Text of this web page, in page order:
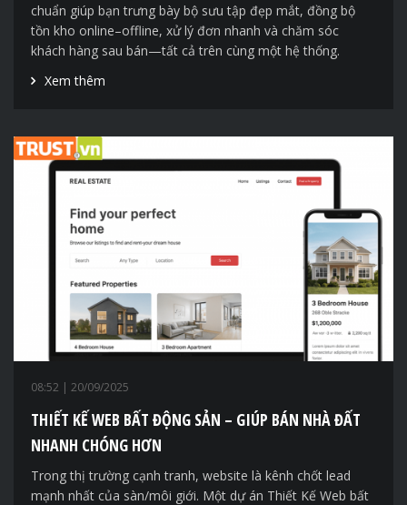
chuẩn giúp bạn trưng bày bộ sưu tập đẹp mắt, đồng bộ
tồn kho online–offline, xử lý đơn nhanh và chăm sóc
khách hàng sau bán—tất cả trên cùng một hệ thống.
Xem thêm
08:52 | 20/09/2025
THIẾT KẾ WEB BẤT ĐỘNG SẢN – GIÚP BÁN NHÀ ĐẤT
NHANH CHÓNG HƠN
Trong thị trường cạnh tranh, website là kênh chốt lead
mạnh nhất của sàn/môi giới. Một dự án Thiết Kế Web bất